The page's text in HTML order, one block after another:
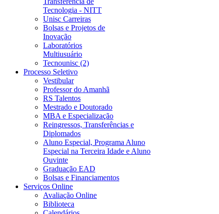
Tecnologia - NITT
Unisc Carreiras
Bolsas e Projetos de
Inovação
Laboratórios
Multiusuário
Tecnounisc (2)
Processo Seletivo
Vestibular
Professor do Amanhã
RS Talentos
Mestrado e Doutorado
MBA e Especialização
Reingressos, Transferências e
Diplomados
Aluno Especial, Programa Aluno
Especial na Terceira Idade e Aluno
Ouvinte
Graduação EAD
Bolsas e Financiamentos
Serviços Online
Avaliação Online
Biblioteca